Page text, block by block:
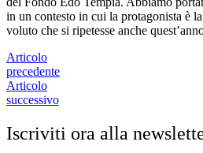
in un contesto in cui la protagonista è
voluto che si ripetesse anche
Articolo
precedente
Articolo
successivo
Iscriviti ora alla